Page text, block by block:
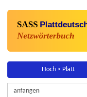
SASS
Netzwörterbuch
Hoch > Platt